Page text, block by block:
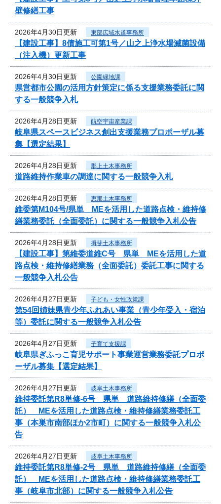
壁修繕工事
2026年4月30日更新 東部広域水道事務所
【建設工事】8債施工可第1号／山之上浄水場滅菌設備
（注入機）更新工事
2026年4月30日更新 公園緑地課
県営都市公園の活用方針策定に係る支援業務委託に関
する一般競争入札
2026年4月28日更新 航空宇宙産業課
岐阜県スペースビジネス創出支援業務プロポーザル募
集【選定結果】
2026年4月28日更新 郡上土木事務所
道路維持作業車の調達に関する一般競争入札
2026年4月28日更新 恵那土木事務所
維委第M104号/県単 MEを活用した道路点検・維持修
繕業務委託（全面委託）に関する一般競争入札公告
2026年4月28日更新 揖斐土木事務所
【建設工事】第維委道維C号 県単 MEを活用した道
路点検・維持修繕業務（全面委託）委託工事に関する
一般競争入札公告
2026年4月27日更新 子ども・女性政策課
第54回姉妹県青少年ふれあい事業（青少年受入・宿泊
等）委託に関する一般競争入札公告
2026年4月27日更新 子育て支援課
岐阜県ぎふっこ育児サポート事業運営業務委託プロポ
ーザル募集【選定結果】
2026年4月27日更新 岐阜土木事務所
維持委託第R8単修-6号 県単 道路維持修繕（全面委
託） MEを活用した道路点検・維持修繕業務委託工
事（本巣市南部ほか2市町）に関する一般競争入札公
告
2026年4月27日更新 岐阜土木事務所
維持委託第R8単修-2号 県単 道路維持修繕（全面委
託） MEを活用した道路点検・維持修繕業務委託工
事（岐阜市北部）に関する一般競争入札公告